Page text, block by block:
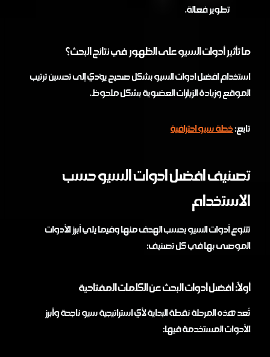
تطوير فعالة.
ما تأثير أدوات السيو على الظهور في نتائج البحث؟
استخدام افضل ادوات السيو بشكل صحيح يؤدي إلى تحسين ترتيب
الموقع وزيادة الزيارات العضوية بشكل ملحوظ.
تابع:خطة سيو احترافية
تصنيف افضل ادوات السيو حسب
الاستخدام
تتنوع أدوات السيو بحسب الهدف منها وفيما يلي أبرز الأدوات
الموصى بها في كل تصنيف:
أولاً: أفضل أدوات البحث عن الكلمات المفتاحية
تُعد هذه المرحلة نقطة البداية لأي استراتيجية سيو ناجحة وأبرز
الأدوات المستخدمة فيها: